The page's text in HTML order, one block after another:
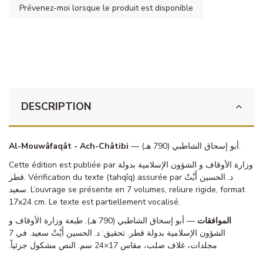
DESCRIPTION
Al-Mouwâfaqât - Ach-Châtibi
— أبو إسحاق الشاطبي (790 هـ).
Cette édition est publiée par وزارة الأوقاف و الشؤون الإسلامية بدولة
قطر. Vérification du texte (tahqîq) assurée par د. الحسين أَيْتْ
سعيد. L’ouvrage se présente en 7 volumes, reliure rigide, format
17x24 cm. Le texte est partiellement vocalisé.
الموافقات
— أبو إسحاق الشاطبي (790 هـ). طبعة وزارة الأوقاف و
الشؤون الإسلامية بدولة قطر. تحقيق: د. الحسين أَيْتْ سعيد. في 7
مجلدات، غلاف صلب، مقاس 17×24 سم. النص مشكول جزئياً.